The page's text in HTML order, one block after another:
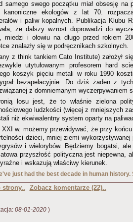
samego swego początku miał obsesję na
kanoniczne ekologów z lat 70.
i paliw kopalnych. Publikacja Klubu
że dalszy wzrost doprowadzi do
i ołowiu na długo przed rokiem
znalazły się w podręcznikach szkolnych.
z think tankiem Cato Institute) założył
utytułowanym profesorem hard
koszyk pięciu metali w roku 1990
bezapelacyjnie. Do dziś żaden z
z domniemanym wyczerpywaniem
losu jest, że to właśnie zielona
ludzkości (więcej z mniejszych
niż ekwiwalentny system oparty na
w. możemy przewidywać, że przy
dzieci, mniej ziemi wykorzystywanej
i wielorybów. Będziemy bogatsi,
przyszłość polityczna jest niepewna,
i wskazują właściwy kierunek.
just had the best decade in human history.
strony.. Zobacz komentarze (22)..
08-01-2020 )